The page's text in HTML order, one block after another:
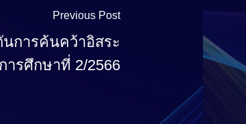
Previous Post
นการค้นคว้าอิสระ
ารศึกษาที่ 2/2566